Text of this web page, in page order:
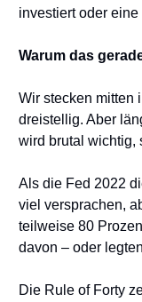
investiert oder
Warum das
Wir stecken mitten
dreistellig. Aber
wird brutal wichtig,
Als die Fed 2022
viel versprachen,
teilweise 80
davon – oder
Die Rule of Forty